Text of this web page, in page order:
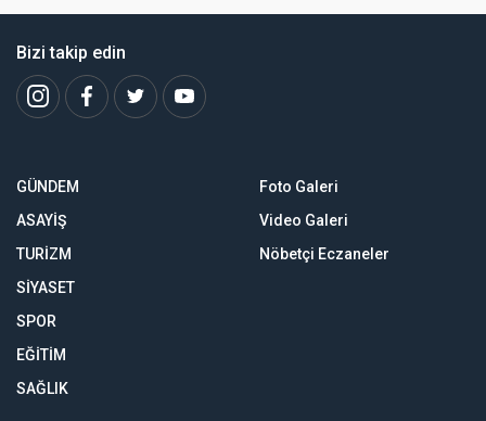
Bizi takip edin
GÜNDEM
ASAYİŞ
TURİZM
SİYASET
SPOR
EĞİTİM
SAĞLIK
Foto Galeri
Video Galeri
Nöbetçi Eczaneler